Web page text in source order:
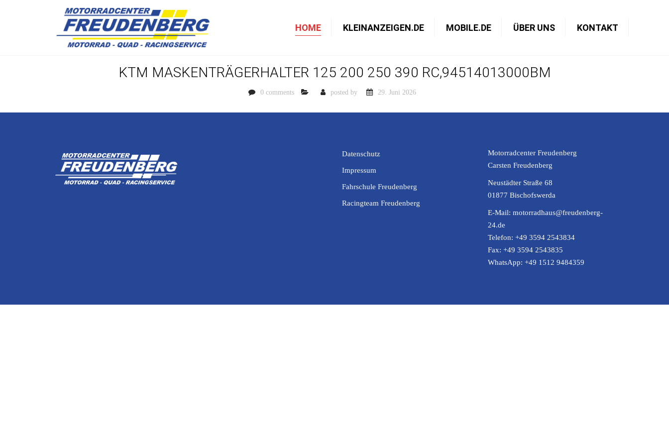
HOME KLEINANZEIGEN.DE MOBILE.DE ÜBER UNS KONTAKT
KTM MASKENTRÄGERHALTER 125 200 250 390 RC,94514013000BM
0 comments posted by 29. Juni 2026
Datenschutz
Impressum
Fahrschule Freudenberg
Racingteam Freudenberg
Motorradcenter Freudenberg
Carsten Freudenberg
Neustädter Straße 68
01877 Bischofswerda
E-Mail: motorradhaus@freudenberg-
24.de
Telefon: +49 3594 2543834
Fax: +49 3594 2543835
WhatsApp: +49 1512 9484359